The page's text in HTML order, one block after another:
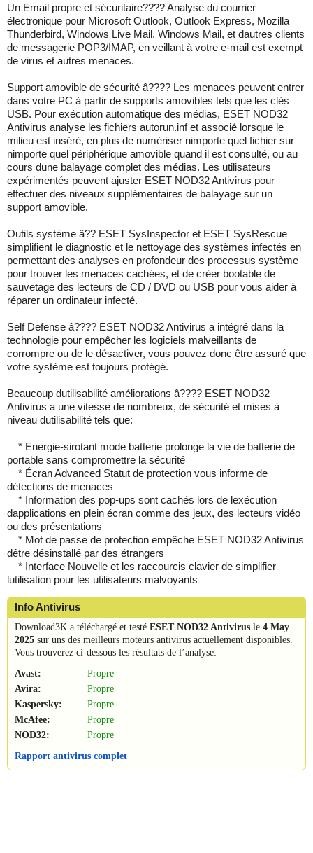
Un Email propre et sécuritaire???? Analyse du courrier
électronique pour Microsoft Outlook, Outlook Express, Mozilla
Thunderbird, Windows Live Mail, Windows Mail, et dautres clients
de messagerie POP3/IMAP, en veillant à votre e-mail est exempt
de virus et autres menaces.
Support amovible de sécurité â???? Les menaces peuvent entrer
dans votre PC à partir de supports amovibles tels que les clés
USB. Pour exécution automatique des médias, ESET NOD32
Antivirus analyse les fichiers autorun.inf et associé lorsque le
milieu est inséré, en plus de numériser nimporte quel fichier sur
nimporte quel périphérique amovible quand il est consulté, ou au
cours dune balayage complet des médias. Les utilisateurs
expérimentés peuvent ajuster ESET NOD32 Antivirus pour
effectuer des niveaux supplémentaires de balayage sur un
support amovible.
Outils système â?? ESET SysInspector et ESET SysRescue
simplifient le diagnostic et le nettoyage des systèmes infectés en
permettant des analyses en profondeur des processus système
pour trouver les menaces cachées, et de créer bootable de
sauvetage des lecteurs de CD / DVD ou USB pour vous aider à
réparer un ordinateur infecté.
Self Defense â???? ESET NOD32 Antivirus a intégré dans la
technologie pour empêcher les logiciels malveillants de
corrompre ou de le désactiver, vous pouvez donc être assuré que
votre système est toujours protégé.
Beaucoup dutilisabilité améliorations â???? ESET NOD32
Antivirus a une vitesse de nombreux, de sécurité et mises à
niveau dutilisabilité tels que:
* Energie-sirotant mode batterie prolonge la vie de batterie de
portable sans compromettre la sécurité
* Écran Advanced Statut de protection vous informe de
détections de menaces
* Information des pop-ups sont cachés lors de lexécution
dapplications en plein écran comme des jeux, des lecteurs vidéo
ou des présentations
* Mot de passe de protection empêche ESET NOD32 Antivirus
dêtre désinstallé par des étrangers
* Interface Nouvelle et les raccourcis clavier de simplifier
lutilisation pour les utilisateurs malvoyants
Info Antivirus
Download3K a téléchargé et testé ESET NOD32 Antivirus le 4 May
2025 sur uns des meilleurs moteurs antivirus actuellement disponibles.
Vous trouverez ci-dessous les résultats de l’analyse:
Avast:
Propre
Avira:
Propre
Kaspersky:
Propre
McAfee:
Propre
NOD32:
Propre
Rapport antivirus complet